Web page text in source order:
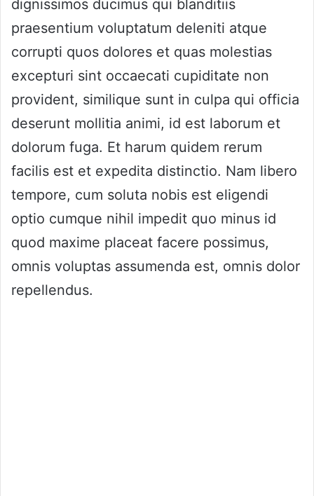
dignissimos ducimus qui blanditiis
praesentium voluptatum deleniti atque
corrupti quos dolores et quas molestias
excepturi sint occaecati cupiditate non
provident, similique sunt in culpa qui officia
deserunt mollitia animi, id est laborum et
dolorum fuga. Et harum quidem rerum
facilis est et expedita distinctio. Nam libero
tempore, cum soluta nobis est eligendi
optio cumque nihil impedit quo minus id
quod maxime placeat facere possimus,
omnis voluptas assumenda est, omnis dolor
repellendus.